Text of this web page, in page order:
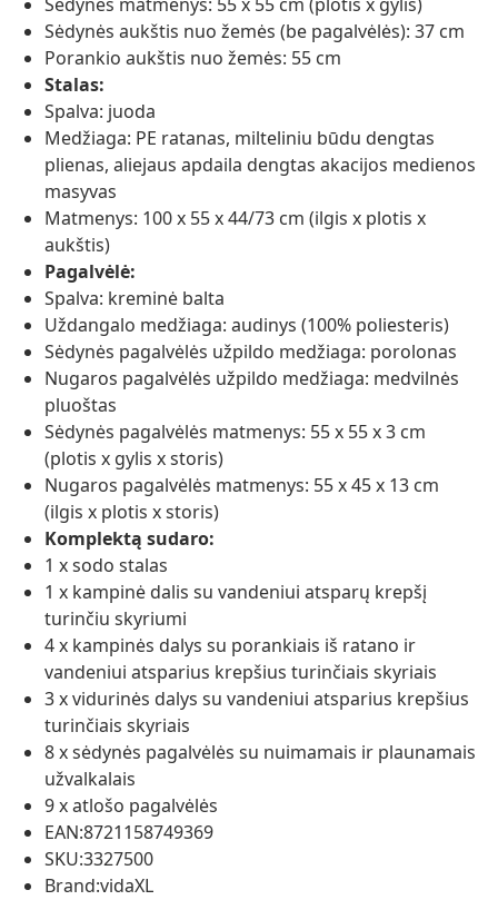
Sėdynės aukštis nuo žemės (be pagalvėlės): 37 cm
Porankio aukštis nuo žemės: 55 cm
Stalas:
Spalva: juoda
Medžiaga: PE ratanas, milteliniu būdu dengtas
plienas, aliejaus apdaila dengtas akacijos medienos
masyvas
Matmenys: 100 x 55 x 44/73 cm (ilgis x plotis x
aukštis)
Pagalvėlė:
Spalva: kreminė balta
Uždangalo medžiaga: audinys (100% poliesteris)
Sėdynės pagalvėlės užpildo medžiaga: porolonas
Nugaros pagalvėlės užpildo medžiaga: medvilnės
pluoštas
Sėdynės pagalvėlės matmenys: 55 x 55 x 3 cm
(plotis x gylis x storis)
Nugaros pagalvėlės matmenys: 55 x 45 x 13 cm
(ilgis x plotis x storis)
Komplektą sudaro:
1 x sodo stalas
1 x kampinė dalis su vandeniui atsparų krepšį
turinčiu skyriumi
4 x kampinės dalys su porankiais iš ratano ir
vandeniui atsparius krepšius turinčiais skyriais
3 x vidurinės dalys su vandeniui atsparius krepšius
turinčiais skyriais
8 x sėdynės pagalvėlės su nuimamais ir plaunamais
užvalkalais
9 x atlošo pagalvėlės
EAN:8721158749369
SKU:3327500
Brand:vidaXL